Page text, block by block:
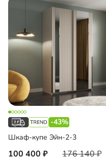
-43%
Шкаф-купе Эйн-2-3
100 400 176 140